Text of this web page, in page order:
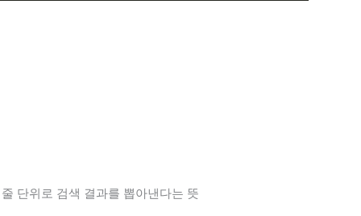
단위로 검색 결과를 뽑아낸다는 뜻